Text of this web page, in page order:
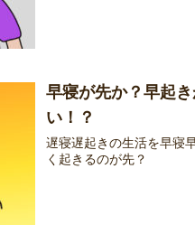
早寝が先か？早起
い！？
遅寝遅起きの生活を早寝
く起きるのが先？